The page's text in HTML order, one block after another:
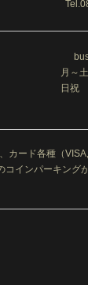
月～
日祝
カード各種（
コインパーキング